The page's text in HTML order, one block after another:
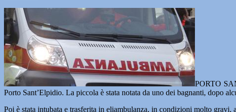
PORTO
Porto Sant’Elpidio. La piccola è stata notata da uno dei bagnanti, dopo
Poi è stata intubata e trasferita in eliambulanza, in condizioni molto